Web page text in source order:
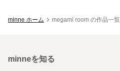
minne ホーム megami room の作品一覧
minneを知る